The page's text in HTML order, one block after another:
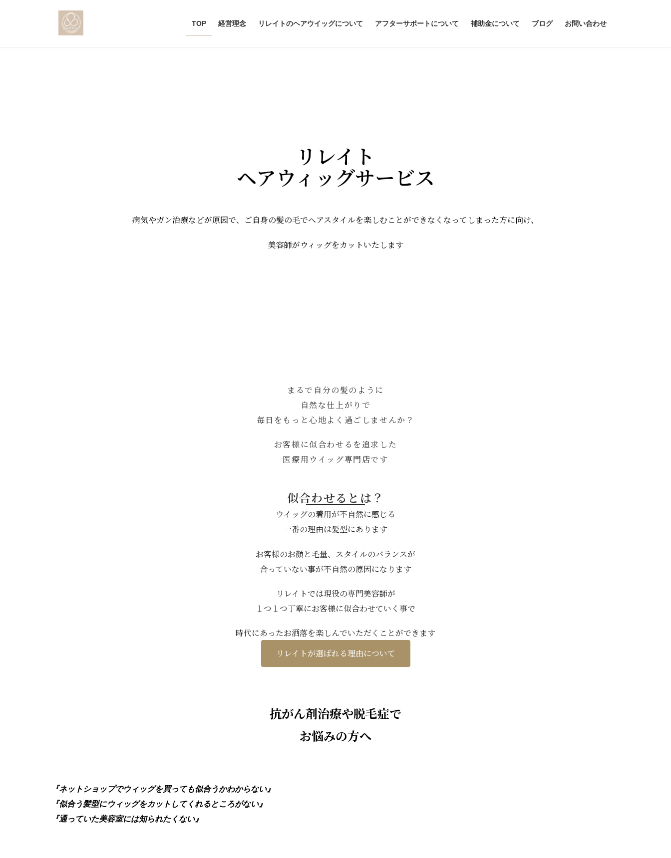
TOP 経営理念 リレイトのヘアウイッグについて アフターサポートについて 補助金について ブログ お問い合わせ
リレイト
ヘアウィッグサービス
病気やガン治療などが原因で、ご自身の髪の毛でヘアスタイルを楽しむことができなくなってしまった方に向け、
美容師がウィッグをカットいたします
まるで自分の髪のように
自然な仕上がりで
毎日をもっと心地よく過ごしませんか？
お客様に似合わせるを追求した
医療用ウイッグ専門店です
似合わせるとは？
ウイッグの着用が不自然に感じる
一番の理由は髪型にあります
お客様のお顔と毛量、スタイルのバランスが
合っていない事が不自然の原因になります
リレイトでは現役の専門美容師が
１つ１つ丁寧にお客様に似合わせていく事で
時代にあったお洒落を楽しんでいただくことができます
リレイトが選ばれる理由について
抗がん剤治療や脱毛症で
お悩みの方へ
『ネットショップでウィッグを買っても似合うかわからない』
『似合う髪型にウィッグをカットしてくれるところがない』
『通っていた美容室には知られたくない』